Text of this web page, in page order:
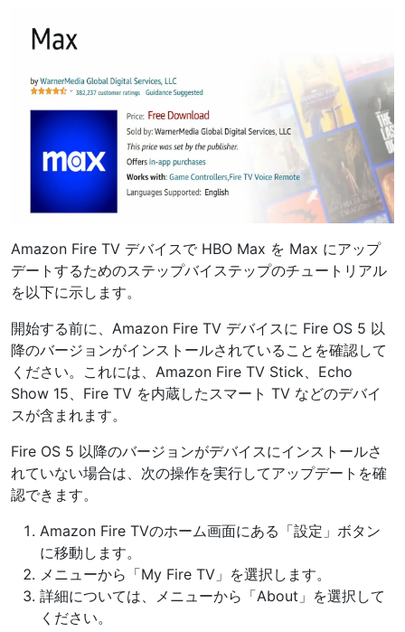
Amazon Fire TV デバイスで HBO Max を Max にアップ
デートするためのステップバイステップのチュートリアル
を以下に示します。
開始する前に、Amazon Fire TV デバイスに Fire OS 5 以
降のバージョンがインストールされていることを確認して
ください。これには、Amazon Fire TV Stick、Echo
Show 15、Fire TV を内蔵したスマート TV などのデバイ
スが含まれます。
Fire OS 5 以降のバージョンがデバイスにインストールさ
れていない場合は、次の操作を実行してアップデートを確
認できます。
Amazon Fire TVのホーム画面にある「設定」ボタン
に移動します。
メニューから「My Fire TV」を選択します。
詳細については、メニューから「About」を選択して
ください。